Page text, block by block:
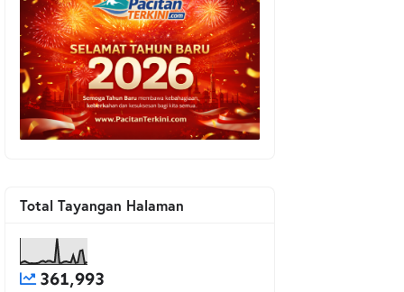
Total Tayangan Halaman
361,993